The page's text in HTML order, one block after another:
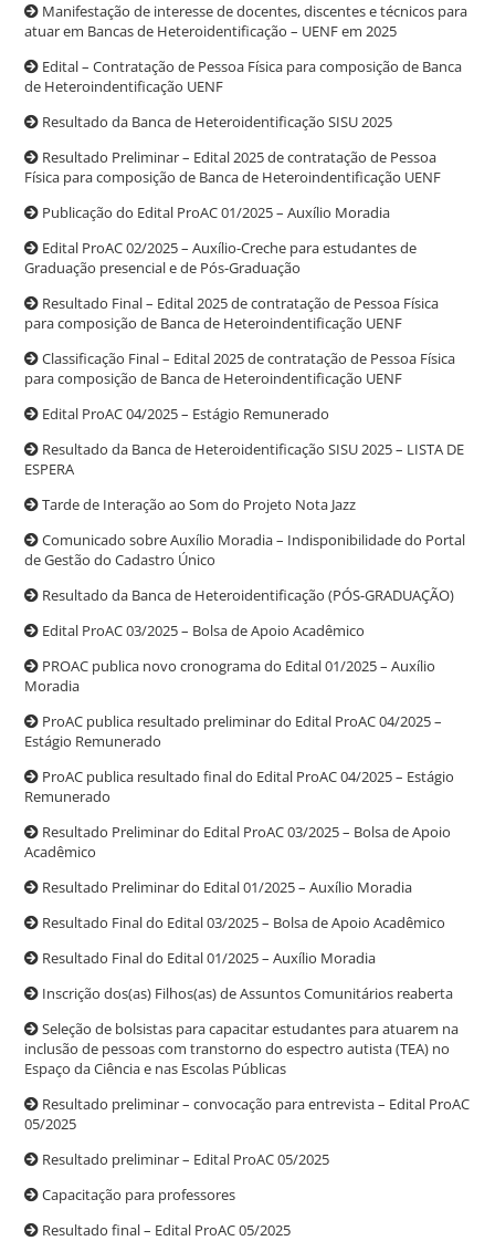
Manifestação de interesse de docentes, discentes e técnicos para
atuar em Bancas de Heteroidentificação – UENF em 2025
Edital – Contratação de Pessoa Física para composição de Banca
de Heteroindentificação UENF
Resultado da Banca de Heteroidentificação SISU 2025
Resultado Preliminar – Edital 2025 de contratação de Pessoa
Física para composição de Banca de Heteroindentificação UENF
Publicação do Edital ProAC 01/2025 – Auxílio Moradia
Edital ProAC 02/2025 – Auxílio-Creche para estudantes de
Graduação presencial e de Pós-Graduação
Resultado Final – Edital 2025 de contratação de Pessoa Física
para composição de Banca de Heteroindentificação UENF
Classificação Final – Edital 2025 de contratação de Pessoa Física
para composição de Banca de Heteroindentificação UENF
Edital ProAC 04/2025 – Estágio Remunerado
Resultado da Banca de Heteroidentificação SISU 2025 – LISTA DE
ESPERA
Tarde de Interação ao Som do Projeto Nota Jazz
Comunicado sobre Auxílio Moradia – Indisponibilidade do Portal
de Gestão do Cadastro Único
Resultado da Banca de Heteroidentificação (PÓS-GRADUAÇÃO)
Edital ProAC 03/2025 – Bolsa de Apoio Acadêmico
PROAC publica novo cronograma do Edital 01/2025 – Auxílio
Moradia
ProAC publica resultado preliminar do Edital ProAC 04/2025 –
Estágio Remunerado
ProAC publica resultado final do Edital ProAC 04/2025 – Estágio
Remunerado
Resultado Preliminar do Edital ProAC 03/2025 – Bolsa de Apoio
Acadêmico
Resultado Preliminar do Edital 01/2025 – Auxílio Moradia
Resultado Final do Edital 03/2025 – Bolsa de Apoio Acadêmico
Resultado Final do Edital 01/2025 – Auxílio Moradia
Inscrição dos(as) Filhos(as) de Assuntos Comunitários reaberta
Seleção de bolsistas para capacitar estudantes para atuarem na
inclusão de pessoas com transtorno do espectro autista (TEA) no
Espaço da Ciência e nas Escolas Públicas
Resultado preliminar – convocação para entrevista – Edital ProAC
05/2025
Resultado preliminar – Edital ProAC 05/2025
Capacitação para professores
Resultado final – Edital ProAC 05/2025